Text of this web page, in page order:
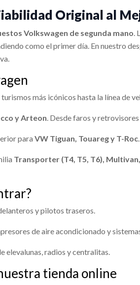
Original al
Volkswagen de segunda mano.
como el primer día. En nuestro
más icónicos hasta la línea de
y Arteon. Desde faros y
para VW Tiguan, Touareg y T-Roc.
Transporter (T4, T5, T6),
y pilotos traseros.
de aire acondicionado y
elevalunas, radios y centralitas.
tienda online